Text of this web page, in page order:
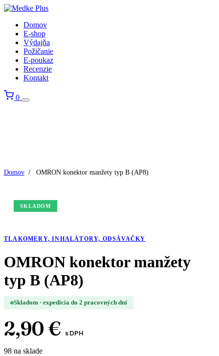
Domov
E-shop
Výdajňa
Požičanie
E-poukaz
Recenzie
Kontakt
0
Domov / OMRON konektor manžety typ B (AP8)
SKLADOM
TLAKOMERY, INHALÁTORY, ODSÁVAČKY
OMRON konektor manžety
typ B (AP8)
Skladom · expedícia do 2 pracovných dní
2,90 € s DPH
98 na sklade